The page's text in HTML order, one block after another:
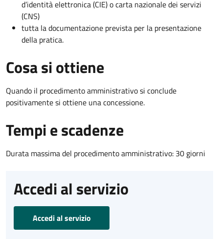
d’identità elettronica (CIE) o carta nazionale dei servizi
(CNS)
tutta la documentazione prevista per la presentazione
della pratica.
Cosa si ottiene
Quando il procedimento amministrativo si conclude
positivamente si ottiene una concessione.
Tempi e scadenze
Durata massima del procedimento amministrativo: 30 giorni
Accedi al servizio
Accedi al servizio